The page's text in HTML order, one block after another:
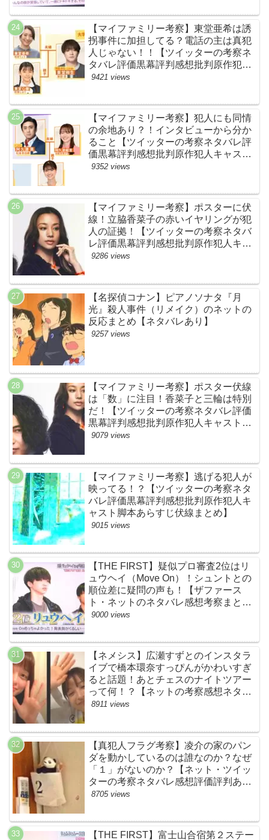
【マイファミリー考察】東堂亜希は誘
拐事件に加担してる？電話の主は真犯
人じゃない！！【ツイッターの考察ネ
タバレ評価黒幕評判感想批判原作犯人
キャスト脚本あらすじ伏線まとめ】
9421 views
【マイファミリー考察】犯人にも同情
の余地あり？！インタビューから分か
ること【ツイッターの考察ネタバレ評
価黒幕評判感想批判原作犯人キャスト
脚本あらすじ伏線まとめ】
9352 views
【マイファミリー考察】ポスターに伏
線！立脇香菜子の赤いイヤリングが犯
人の証拠！【ツイッターの考察ネタバ
レ評価黒幕評判感想批判原作犯人キャ
スト脚本あらすじ伏線まとめ・高橋メ
9286 views
【名探偵コナン】ピアノソナタ『月
光』殺人事件（リメイク）のネットの
反応まとめ【ネタバレあり】
9257 views
【マイファミリー考察】ポスター伏線
は「数」に注目！香菜子と三輪は特別
だ！【ツイッターの考察ネタバレ評価
黒幕評判感想批判原作犯人キャスト脚
本あらすじ伏線まとめ】
9079 views
【マイファミリー考察】逃げる犯人が
映ってる！？【ツイッターの考察ネタ
バレ評価黒幕評判感想批判原作犯人キ
ャスト脚本あらすじ伏線まとめ】
9015 views
【THE FIRST】疑似プロ審査2位はリ
ュウヘイ（Move On）！シュントとの
順位差に疑問の声も！【ザファース
ト・ネットのネタバレ感想考察まと
め・スッキリ・BE:FIRST・ビーファ
9000 views
【ネメシス】広瀬すずとのインスタラ
イブで橋本環奈すっぴんがかわいすぎ
ると話題！あとチェスのナイトツアー
って何！？【ネットの考察感想ネタバ
レまとめ【第９話】
8911 views
【真犯人フラグ考察】凌介の家のパン
ダを動かしているのは誰なのか？なぜ
「１」がないのか？【ネット・ツイッ
ターの考察ネタバレ感想評価評判あら
すじ原作犯人キャスト黒幕伏線まと
8705 views
【THE FIRST】富士山合宿第２ステー